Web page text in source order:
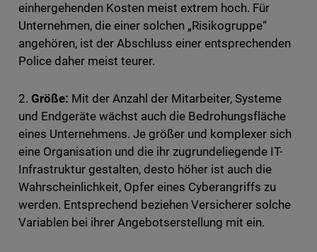
einhergehenden Kosten meist extrem hoch. Für
Unternehmen, die einer solchen „Risikogruppe“
angehören, ist der Abschluss einer entsprechenden
Police daher meist teurer.
2. Größe: Mit der Anzahl der Mitarbeiter, Systeme
und Endgeräte wächst auch die Bedrohungsfläche
eines Unternehmens. Je größer und komplexer sich
eine Organisation und die ihr zugrundeliegende IT-
Infrastruktur gestalten, desto höher ist auch die
Wahrscheinlichkeit, Opfer eines Cyberangriffs zu
werden. Entsprechend beziehen Versicherer solche
Variablen bei ihrer Angebotserstellung mit ein.